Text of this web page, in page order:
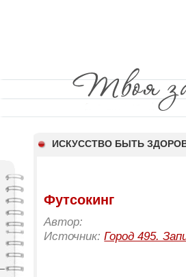
ИСКУССТВО БЫТЬ
Футсокинг
Автор:
Источник:Город 495.